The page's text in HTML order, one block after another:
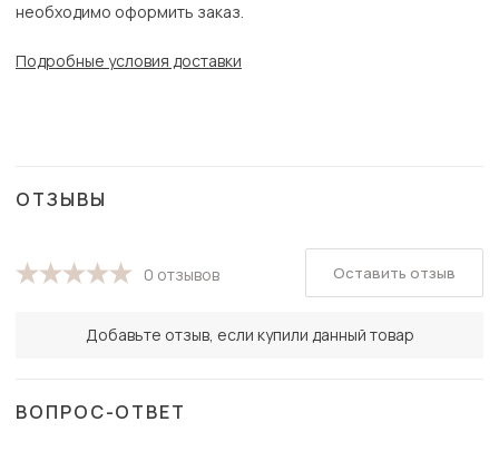
необходимо оформить заказ.
Подробные условия доставки
ОТЗЫВЫ
0 отзывов
Добавьте отзыв, если купили данный товар
Оставить отзыв
ВОПРОС-ОТВЕТ